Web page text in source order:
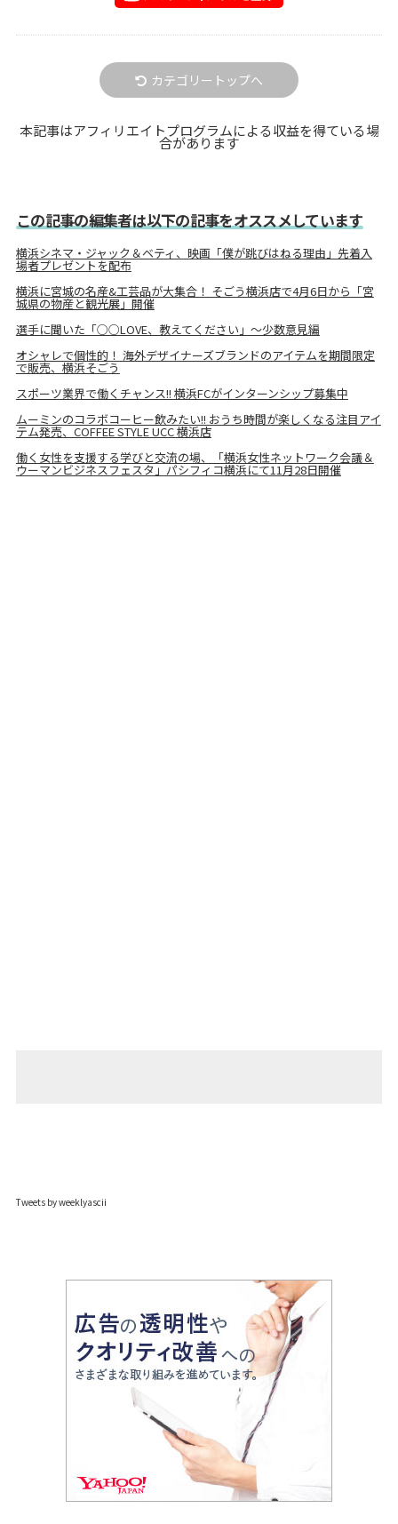
カテゴリートップへ
本記事はアフィリエイトプログラムによる収益を得ている場
合があります
この記事の編集者は以下の記事をオススメしています
横浜シネマ・ジャック＆ベティ、映画「僕が跳びはねる理由」先着入
場者プレゼントを配布
横浜に宮城の名産&工芸品が大集合！ そごう横浜店で4月6日から「宮
城県の物産と観光展」開催
選手に聞いた「○○LOVE、教えてください」～少数意見編
オシャレで個性的！ 海外デザイナーズブランドのアイテムを期間限定
で販売、横浜そごう
スポーツ業界で働くチャンス!! 横浜FCがインターンシップ募集中
ムーミンのコラボコーヒー飲みたい!! おうち時間が楽しくなる注目アイ
テム発売、COFFEE STYLE UCC 横浜店
働く女性を支援する学びと交流の場、「横浜女性ネットワーク会議＆
ウーマンビジネスフェスタ」パシフィコ横浜にて11月28日開催
Tweets by weeklyascii